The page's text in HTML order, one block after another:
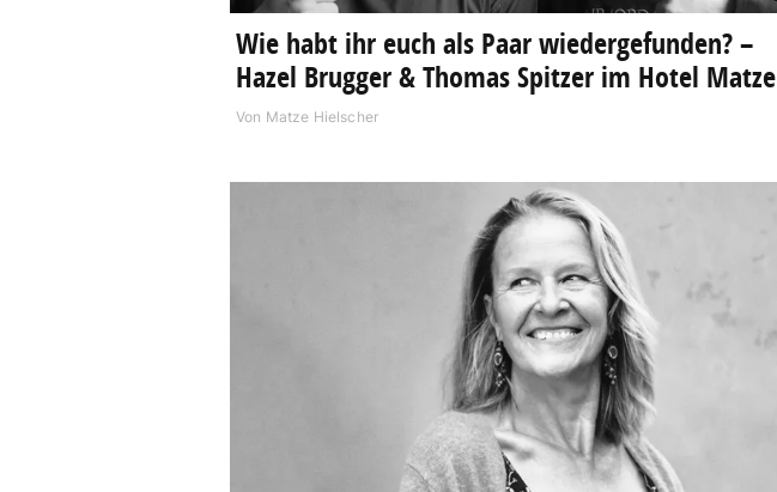
Wie habt ihr euch als Paar wiedergefunden? –
Hazel Brugger & Thomas Spitzer im Hotel Matze
Von Matze Hielscher